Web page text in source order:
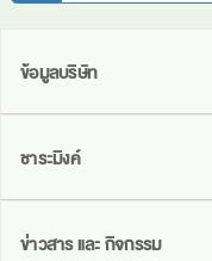
ข้อมูลบริษัท
ชาระมิงค์
ข่าวสาร และ กิจกรรม